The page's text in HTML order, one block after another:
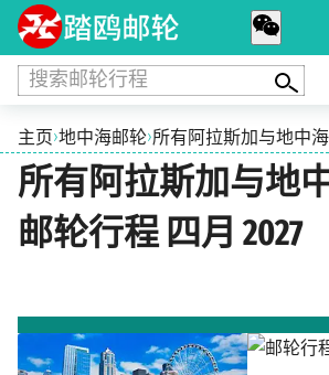
搜索邮轮行程
主页›地中海邮轮›所有阿拉斯加与地中
所有阿拉斯加与地
邮轮行程 四月 2027